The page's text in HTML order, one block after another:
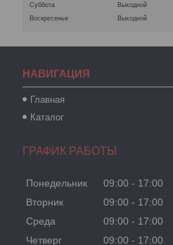
Суббота
Выходной
Воскресенье
Выходной
НАВИГАЦИЯ
Главная
Каталог
ГРАФИК РАБОТЫ
Понедельник 09:00
17:00
Вторник
09:00
17:00
Среда
09:00
17:00
Четверг
09:00 17:00